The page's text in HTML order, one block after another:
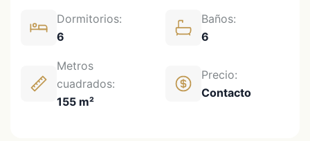
Dormitorios:
6
Baños:
6
Metros
cuadrados:
155 m²
Precio:
Contacto